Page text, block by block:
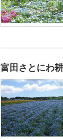
富田さとにわ